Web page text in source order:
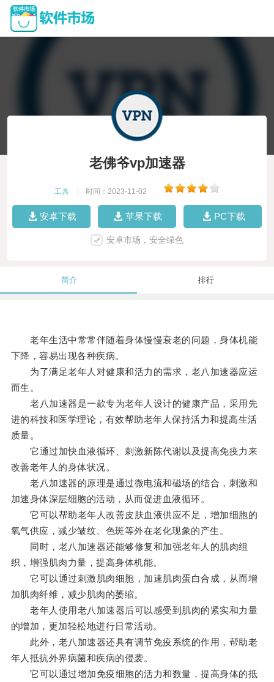
老佛爷vp加速器
工具 时间：2023-11-02
安卓下载 苹果下载 PC下载
安卓市场，安全绿色
简介 排行
老年生活中常常伴随着身体慢慢衰老的问题，身体机能
下降，容易出现各种疾病。
为了满足老年人对健康和活力的需求，老八加速器应运
而生。
老八加速器是一款专为老年人设计的健康产品，采用先
进的科技和医学理论，有效帮助老年人保持活力和提高生活
质量。
它通过加快血液循环、刺激新陈代谢以及提高免疫力来
改善老年人的身体状况。
老八加速器的原理是通过微电流和磁场的结合，刺激和
加速身体深层细胞的活动，从而促进血液循环。
它可以帮助老年人改善皮肤血液供应不足，增加细胞的
氧气供应，减少皱纹、色斑等外在老化现象的产生。
同时，老八加速器还能够修复和加强老年人的肌肉组
织，增强肌肉力量，提高身体机能。
它可以通过刺激肌肉细胞，加速肌肉蛋白合成，从而增
加肌肉纤维，减少肌肉的萎缩。
老年人使用老八加速器后可以感受到肌肉的紧实和力量
的增加，更加轻松地进行日常活动。
此外，老八加速器还具有调节免疫系统的作用，帮助老
年人抵抗外界病菌和疾病的侵袭。
它可以通过增加免疫细胞的活力和数量，提高身体的抵